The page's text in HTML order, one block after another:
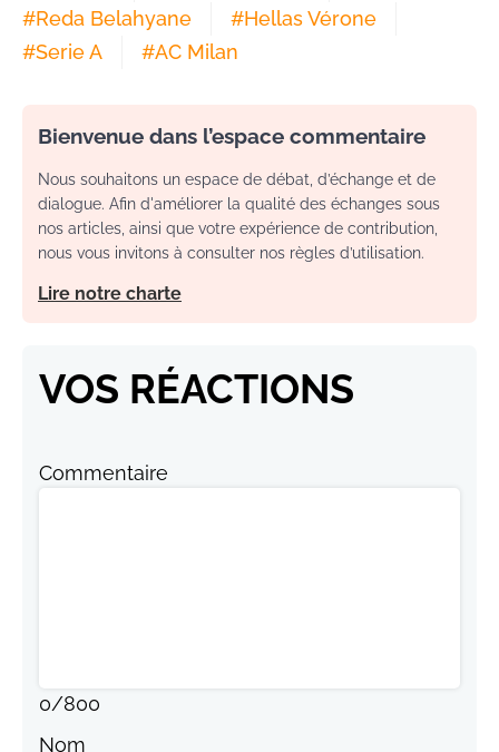
#Reda Belahyane #Hellas Vérone
#Serie A #AC Milan
Bienvenue dans l’espace commentaire
Nous souhaitons un espace de débat, d’échange et de
dialogue. Afin d'améliorer la qualité des échanges sous
nos articles, ainsi que votre expérience de contribution,
nous vous invitons à consulter nos règles d’utilisation.
Lire notre charte
VOS RÉACTIONS
Commentaire
0/800
Nom